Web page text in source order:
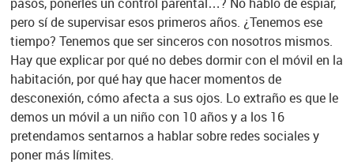
pasos, ponerles un control parental…? No hablo de espiar,
pero sí de supervisar esos primeros años. ¿Tenemos ese
tiempo? Tenemos que ser sinceros con nosotros mismos.
Hay que explicar por qué no debes dormir con el móvil en la
habitación, por qué hay que hacer momentos de
desconexión, cómo afecta a sus ojos. Lo extraño es que le
demos un móvil a un niño con 10 años y a los 16
pretendamos sentarnos a hablar sobre redes sociales y
poner más límites.